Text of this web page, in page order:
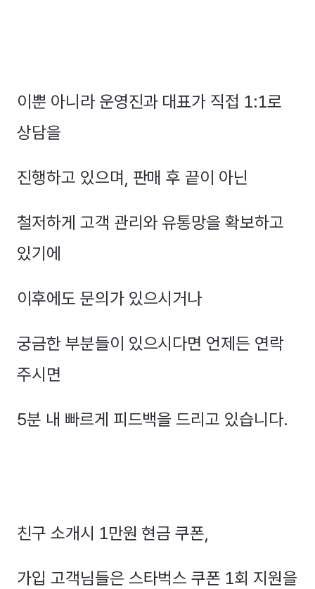
이뿐 아니라 운영진과 대표가 직접 1:1로
상담을
진행하고 있으며, 판매 후 끝이 아닌
철저하게 고객 관리와 유통망을 확보하고
있기에
이후에도 문의가 있으시거나
궁금한 부분들이 있으시다면 언제든 연락
주시면
5분 내 빠르게 피드백을 드리고 있습니다.
친구 소개시 1만원 현금 쿠폰,
가입 고객님들은 스타벅스 쿠폰 1회 지원을